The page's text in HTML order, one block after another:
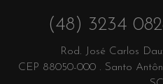
(48) 3234
Rod. José Carlos
CEP 88050-000 . Santo